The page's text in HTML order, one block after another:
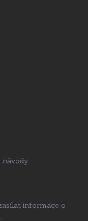
návody
informace o